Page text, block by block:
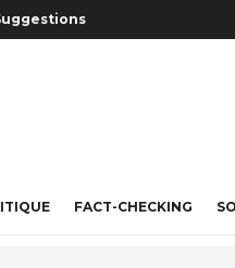
FACT-CHECKING